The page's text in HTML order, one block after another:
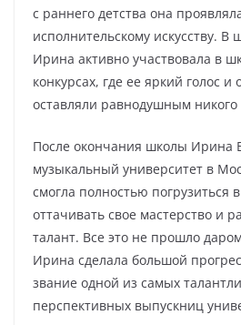
с раннего детства она
исполнительскому искусству. В
Ирина активно участвовала в
конкурсах, где ее яркий голос
оставляли равнодушным никого
После окончания школы Ирина
музыкальный университет в
смогла полностью погрузиться
оттачивать свое мастерство и
талант. Все это не прошло
Ирина сделала большой
звание одной из самых
перспективных выпускниц